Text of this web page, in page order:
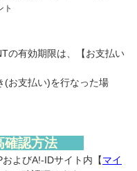
ト
の有効期限は、【お支払い
(お支払い)を行なった場
確認方法
よびA!-IDサイト内【マイ